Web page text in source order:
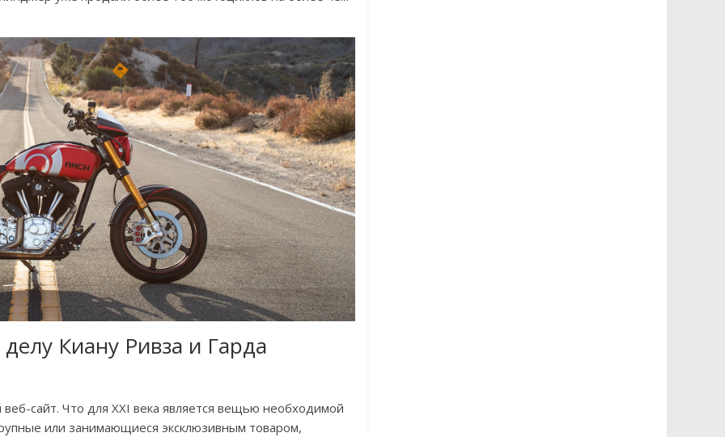
Киану Ривза и Гарда
сайт. Что для XXI века является вещью необходимой
или занимающиеся эксклюзивным товаром,